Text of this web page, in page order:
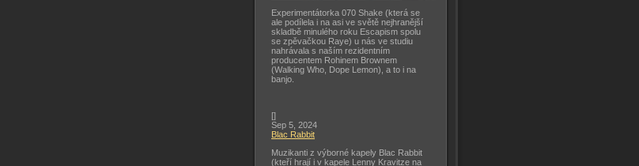
Experimentátorka 070 Shake (která se
ale podílela i na asi ve světě nejhranější
skladbě minulého roku Escapism spolu
se zpěvačkou Raye) u nás ve studiu
nahrávala s naším rezidentním
producentem Rohinem Brownem
(Walking Who, Dope Lemon), a to i na
banjo.
[]
Sep 5, 2024
Blac Rabbit
Muzikanti z výborné kapely Blac Rabbit
(kteří hrají i v kapele Lenny Kravitze na